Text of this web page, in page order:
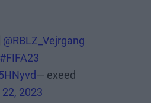
@RBLZ_Vejrgang
#FIFA23
— exeed
2023